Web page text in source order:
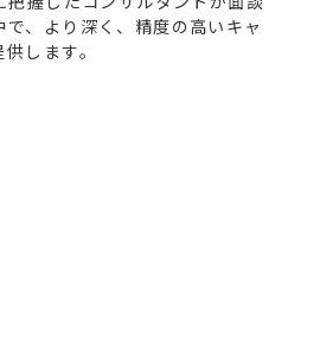
、より深く、精度の高いキャ
します。